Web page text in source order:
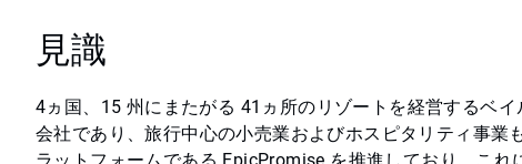
見識
4ヵ国、15 州にまたがる 41ヵ所のリゾートを経営するベ
会社であり、旅行中心の小売業およびホスピタリティ事